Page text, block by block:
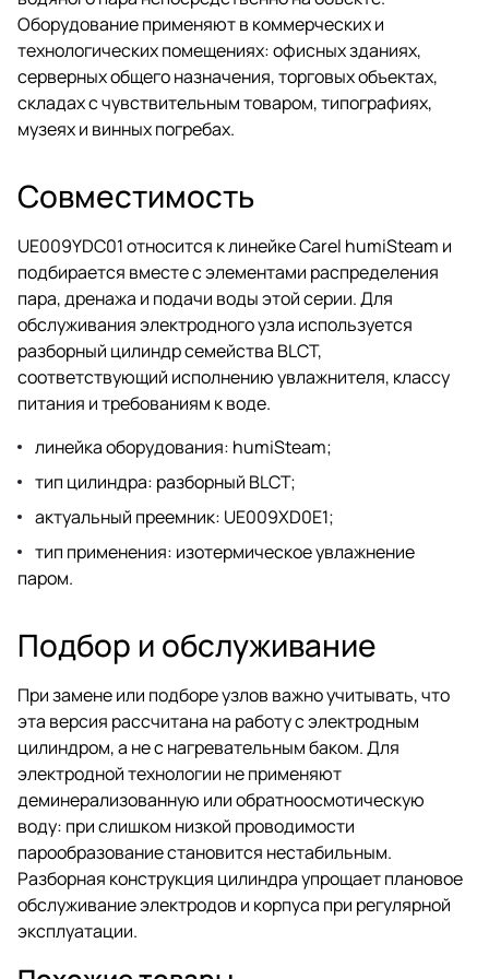
Оборудование применяют в коммерческих и
технологических помещениях: офисных зданиях,
серверных общего назначения, торговых объектах,
складах с чувствительным товаром, типографиях,
музеях и винных погребах.
Совместимость
UE009YDC01 относится к линейке Carel humiSteam и
подбирается вместе с элементами распределения
пара, дренажа и подачи воды этой серии. Для
обслуживания электродного узла используется
разборный цилиндр семейства BLCT,
соответствующий исполнению увлажнителя, классу
питания и требованиям к воде.
линейка оборудования: humiSteam;
тип цилиндра: разборный BLCT;
актуальный преемник: UE009XD0E1;
тип применения: изотермическое увлажнение
паром.
Подбор и обслуживание
При замене или подборе узлов важно учитывать, что
эта версия рассчитана на работу с электродным
цилиндром, а не с нагревательным баком. Для
электродной технологии не применяют
деминерализованную или обратноосмотическую
воду: при слишком низкой проводимости
парообразование становится нестабильным.
Разборная конструкция цилиндра упрощает плановое
обслуживание электродов и корпуса при регулярной
эксплуатации.